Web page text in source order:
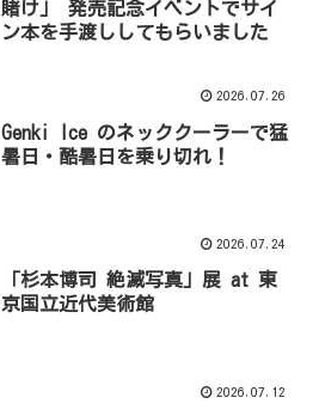
賭け」 発売記念イベントでサイ
ン本を手渡ししてもらいました
2026.07.26
Genki Ice のネッククーラーで猛
暑日・酷暑日を乗り切れ！
2026.07.24
「杉本博司 絶滅写真」展 at 東
京国立近代美術館
2026.07.12